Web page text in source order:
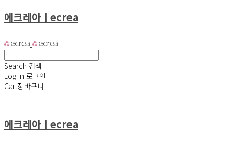
에크레아ㅣecrea
Search 검색
Log In 로그인
Cart장바구니
에크레아ㅣecrea